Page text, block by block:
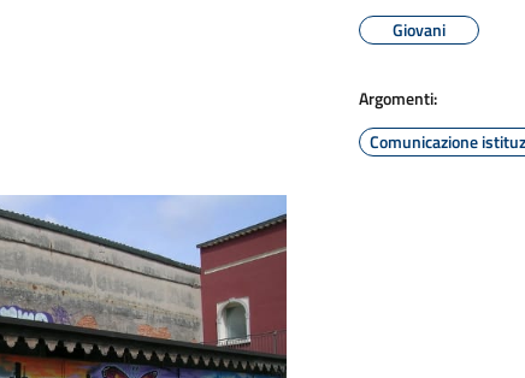
Giovani
Argomenti:
Comunicazione